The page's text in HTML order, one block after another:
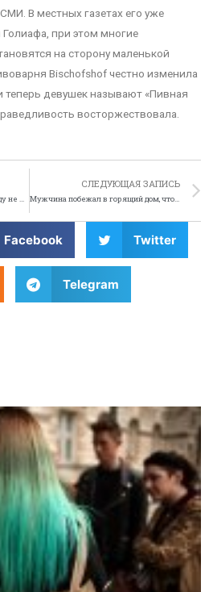
В местных газетах его уже
при этом многие
на сторону маленькой
Bischofshof честно изменила
теперь девушек называют «Пивная
восторжествовала.
Мужчина решил справить нужду не в том месте
СЛЕДУЮЩАЯ ЗАПИСЬ
Мужчина побежал в горящий дом, чтобы спасти игровую приставку
Facebook Twitter
Telegram